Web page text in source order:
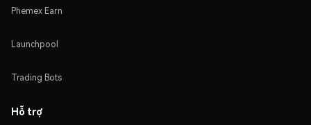
Phemex Earn
Launchpool
Trading Bots
Hỗ trợ